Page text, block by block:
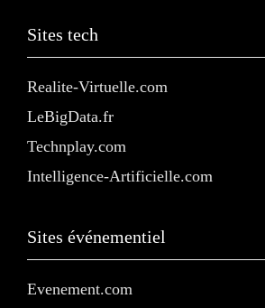
Sites tech
Realite-Virtuelle.com
LeBigData.fr
Technplay.com
Intelligence-Artificielle.com
Sites événementiel
Evenement.com